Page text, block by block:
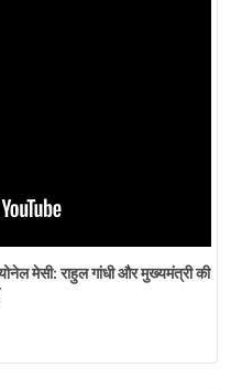
मेसी: राहुल गांधी और मुख्यमंत्री की